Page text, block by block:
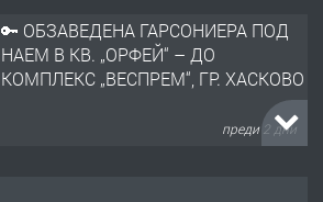
🔑 ОБЗАВЕДЕНА ГАРСОНИЕРА ПОД
НАЕМ В КВ. „ОРФЕЙ“ – ДО
КОМПЛЕКС „ВЕСПРЕМ“, ГР. ХАСКОВО
преди 2 дни